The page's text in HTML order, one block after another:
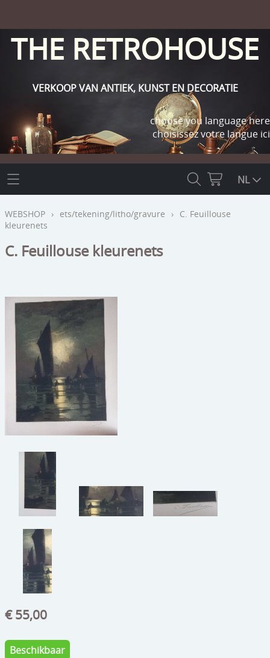
THE RETROHOUSE
VERKOOP VAN ANTIEK, KUNST EN DECORATIE
choose you language here
choisissez votre langue ici
THE RETROHOUSE
WEBSHOP
religie
reclamevoorwerpen/merken
curiosa
schilderijen
porselein/aardewerk
juwelen/horloges/brillen
medailles/munten/bankbiljetten
ets/tekening/litho/gravure
glaswerk
speelgoed
zilverwerk
klokken
spiegels
tapijten
CONTACT
NL
WEBSHOP › ets/tekening/litho/gravure › C. Feuillouse
kleurenets
C. Feuillouse kleurenets
€ 55,00
Beschikbaar